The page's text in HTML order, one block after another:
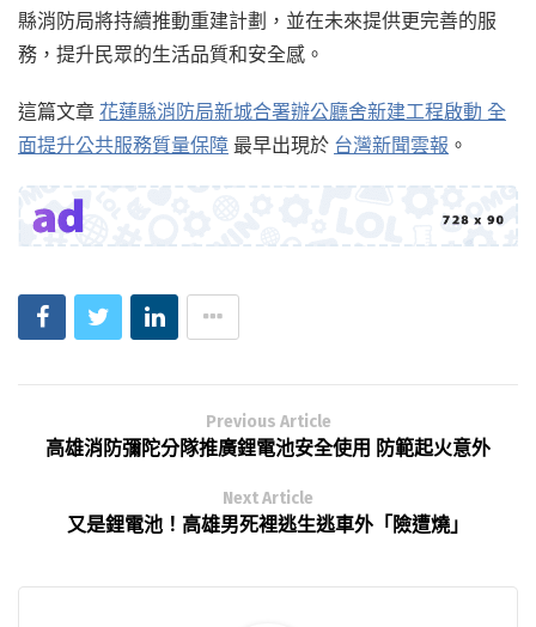
縣消防局將持續推動重建計劃，並在未來提供更完善的服
務，提升民眾的生活品質和安全感。
這篇文章 花蓮縣消防局新城合署辦公廳舍新建工程啟動 全
面提升公共服務質量保障 最早出現於 台灣新聞雲報 。
Previous Article
高雄消防彌陀分隊推廣鋰電池安全使用 防範起火意外
Next Article
又是鋰電池！高雄男死裡逃生逃車外「險遭燒」